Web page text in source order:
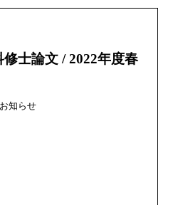
士論文 / 2022年度春
お知らせ